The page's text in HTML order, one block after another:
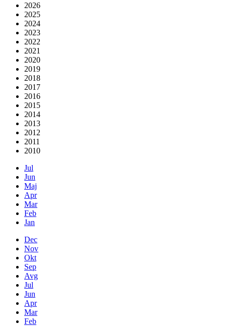
2026
2025
2024
2023
2022
2021
2020
2019
2018
2017
2016
2015
2014
2013
2012
2011
2010
Jul
Jun
Maj
Apr
Mar
Feb
Jan
Dec
Nov
Okt
Sep
Avg
Jul
Jun
Apr
Mar
Feb